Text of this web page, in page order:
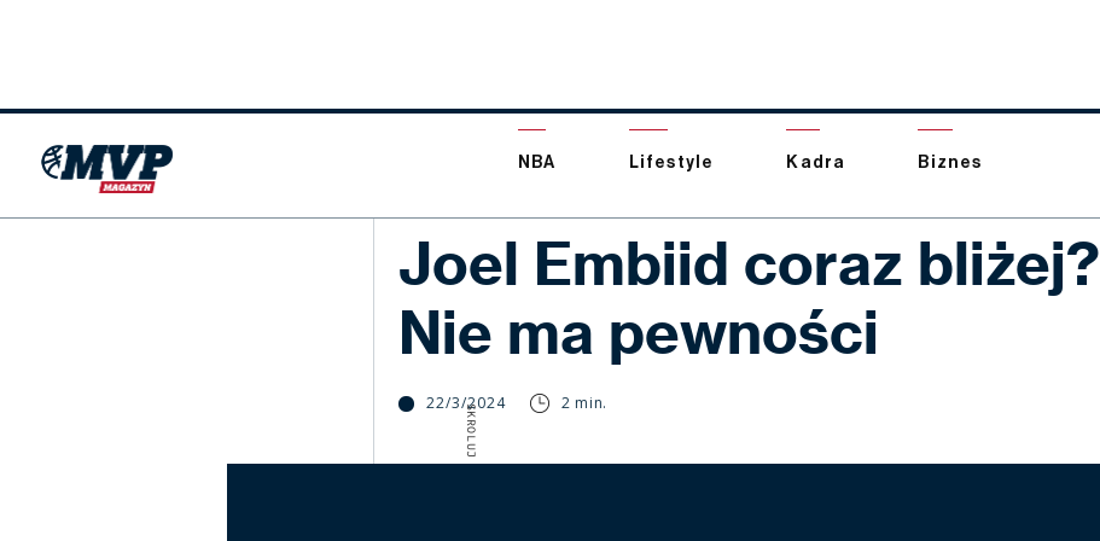
NBA Lifestyle Kadra Biznes
Joel Embiid coraz bliżej?
Nie ma pewności
22/3/2024 2 min.
SKROLUJ W DÓŁ